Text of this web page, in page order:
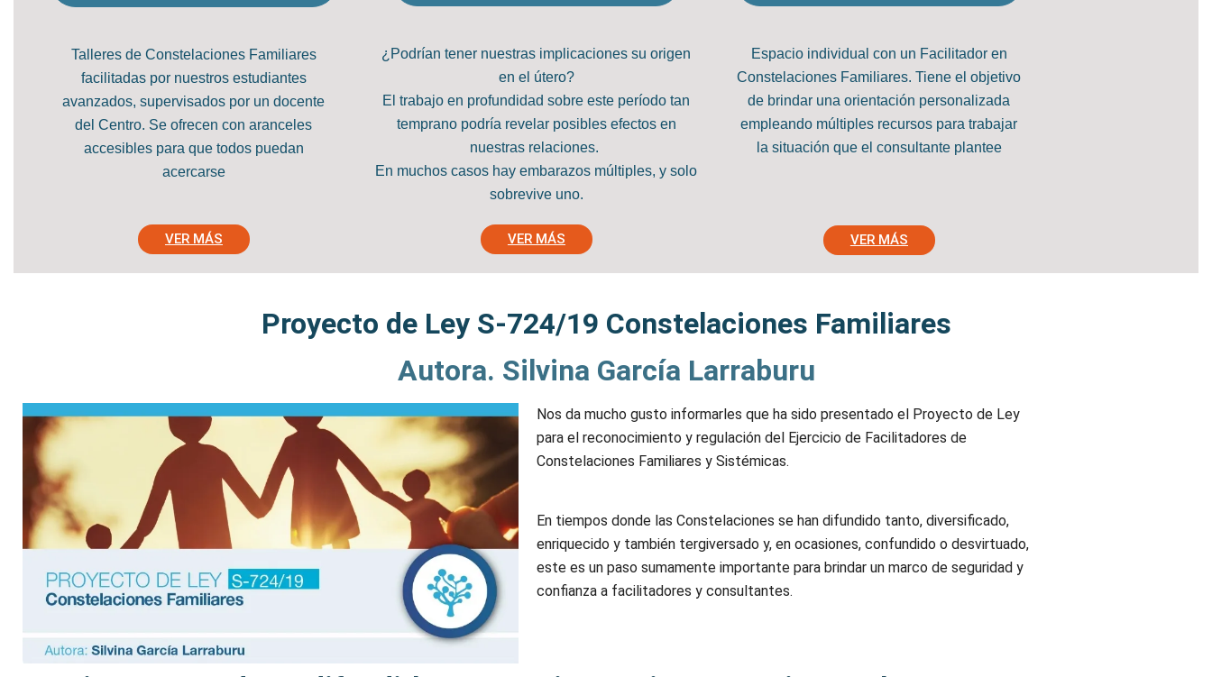
Talleres de Constelaciones Familiares
facilitadas por nuestros estudiantes
avanzados, supervisados por un docente
del Centro. Se ofrecen con aranceles
accesibles para que todos puedan
acercarse
VER MÁS
¿Podrían tener nuestras implicaciones su origen
en el útero?
El trabajo en profundidad sobre este período tan
temprano podría revelar posibles efectos en
nuestras relaciones.
En muchos casos hay embarazos múltiples, y solo
sobrevive uno.
VER MÁS
Espacio individual con un Facilitador en
Constelaciones Familiares. Tiene el objetivo
de brindar una orientación personalizada
empleando múltiples recursos para trabajar
la situación que el consultante plantee
VER MÁS
Proyecto de Ley S-724/19 Constelaciones Familiares
Autora. Silvina García Larraburu
Nos da mucho gusto informarles que ha sido presentado el Proyecto de Ley
para el reconocimiento y regulación del Ejercicio de Facilitadores de
Constelaciones Familiares y Sistémicas.
En tiempos donde las Constelaciones se han difundido tanto, diversificado,
enriquecido y también tergiversado y, en ocasiones, confundido o desvirtuado,
este es un paso sumamente importante para brindar un marco de seguridad y
confianza a facilitadores y consultantes.